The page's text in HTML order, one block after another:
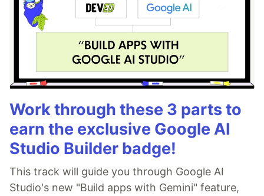
Work through these 3 parts to
earn the exclusive Google AI
Studio Builder badge!
This track will guide you through Google AI
Studio's new "Build apps with Gemini" feature,